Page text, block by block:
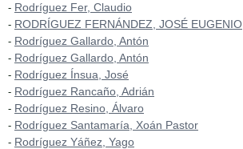
- Rodríguez Fer, Claudio
- RODRÍGUEZ FERNÁNDEZ, JOSÉ EUGENIO
- Rodríguez Gallardo, Antón
- Rodríguez Gallardo, Antón
- Rodríguez Ínsua, José
- Rodríguez Rancaño, Adrián
- Rodríguez Resino, Álvaro
- Rodríguez Santamaría, Xoán Pastor
- Rodríguez Yáñez, Yago